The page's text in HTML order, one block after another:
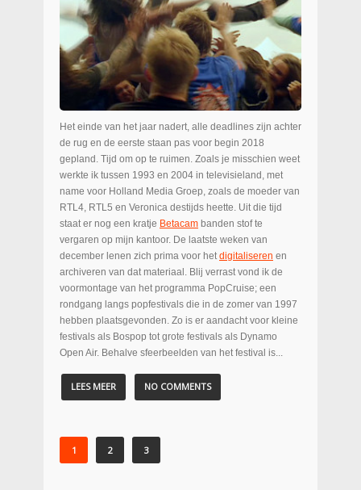
Het einde van het jaar nadert, alle deadlines zijn achter
de rug en de eerste staan pas voor begin 2018
gepland. Tijd om op te ruimen. Zoals je misschien weet
werkte ik tussen 1993 en 2004 in televisieland, met
name voor Holland Media Groep, zoals de moeder van
RTL4, RTL5 en Veronica destijds heette. Uit die tijd
staat er nog een kratje Betacam banden stof te
vergaren op mijn kantoor. De laatste weken van
december lenen zich prima voor hetdigitaliseren en
archiveren van dat materiaal. Blij verrast vond ik de
voormontage van het programma PopCruise; een
rondgang langs popfestivals die in de zomer van 1997
hebben plaatsgevonden. Zo is er aandacht voor kleine
festivals als Bospop tot grote festivals als Dynamo
Open Air. Behalve sfeerbeelden van het festival is...
LEES MEER NO COMMENTS
1 2 3